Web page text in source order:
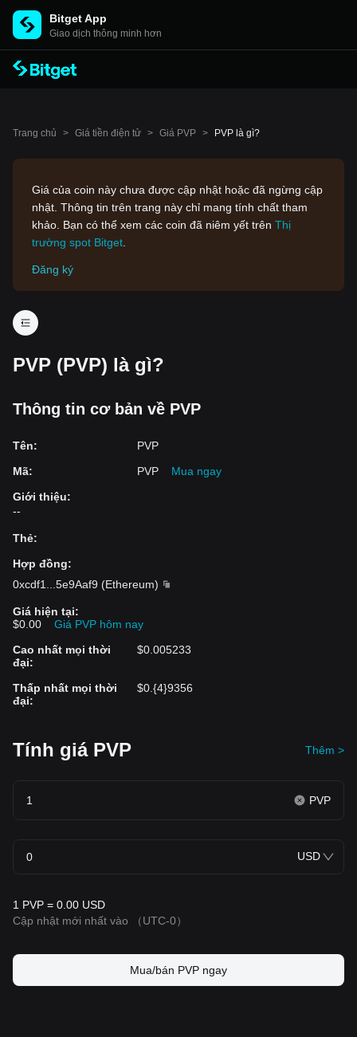
Bitget App
Giao dịch thông minh hơn
Trang chủ > Giá tiền điện tử > Giá PVP > PVP là gì?
Giá của coin này chưa được cập nhật hoặc đã ngừng cập
nhật. Thông tin trên trang này chỉ mang tính chất tham
khảo. Bạn có thể xem các coin đã niêm yết trên Thị
trường spot Bitget
Đăng ký
PVP (PVP) là gì?
Thông tin cơ bản về PVP
Tên:
PVP
Mã: PVP
Mua ngay
Giới thiệu:
--
Thẻ:
Hợp đồng:
0xcdf1
5e9Aaf9 (Ethereum)
Giá hiện tại:
$0.00
Giá PVP hôm nay
Cao nhất mọi thời
đại:
$0.005233
Thấp nhất mọi thời
đại:
$0.{4}9356
Tính giá PVP Thêm >
PVP
USD
1 PVP = 0.00 USD
Cập nhật mới nhất vào
（UTC-0）
Mua/bán PVP ngay